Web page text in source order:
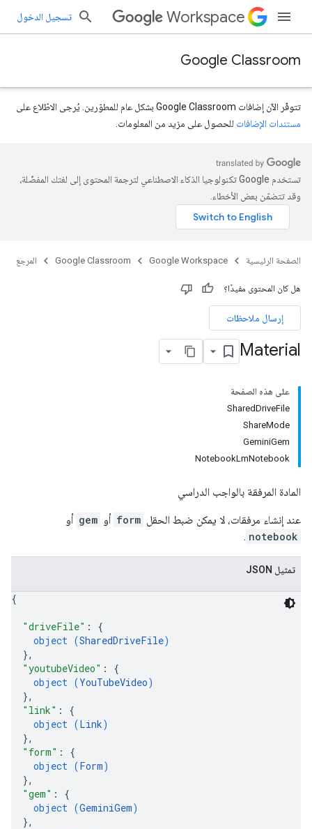
Workspace تسجيل الدخول
Google Classroom
تتوفّر الآن إضافات Google Classroom بشكل عام للمطوّرين. يُرجى الاطّلاع على
مستندات الإضافات للحصول على مزيد من المعلومات.
تستخدم Google تكنولوجيا الذكاء الاصطناعي لترجمة المحتوى إلى لغتك المفضّلة،
وقد تتضمّن بعض الأخطاء.
الصفحة الرئيسية Google Workspace
Google Classroom المرجع
هل كان المحتوى مفيدًا؟
إرسال ملاحظات
Material
على هذه الصفحة
SharedDriveFile
ShareMode
GeminiGem
NotebookLmNotebook
المادة المرفقة بالواجب الدراسي
عند إنشاء مرفقات، لا يمكن ضبط الحقل form أو gem أو
notebook
.
تمثيل JSON
{
"driveFile" : {
object (SharedDriveFile)
},
"youtubeVideo" : {
object (YouTubeVideo)
},
"link" : {
object (Link)
},
"form" : {
object (Form)
},
"gem" : {
object (GeminiGem)
},